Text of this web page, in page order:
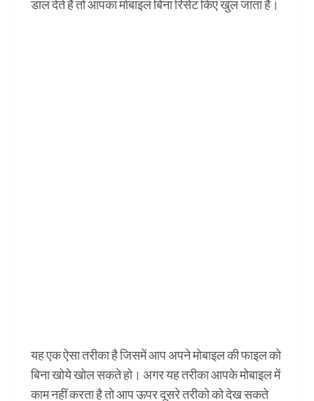
डाल देते हैं तो आपका मोबाइल बिना रिसेट किए खुल जाता है।
यह एक ऐसा तरीका है जिसमें आप अपने मोबाइल की फाइल को
बिना खोये खोल सकते हो। अगर यह तरीका आपके मोबाइल में
काम नहीं करता है तो आप ऊपर दूसरे तरीको को देख सकते